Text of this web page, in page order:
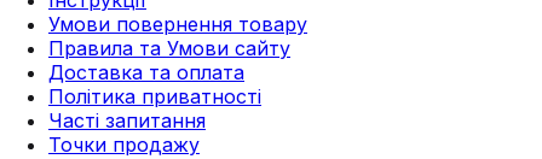
Умови повернення товару
Правила та Умови сайту
Доставка та оплата
Політика приватності
Часті запитання
Точки продажу